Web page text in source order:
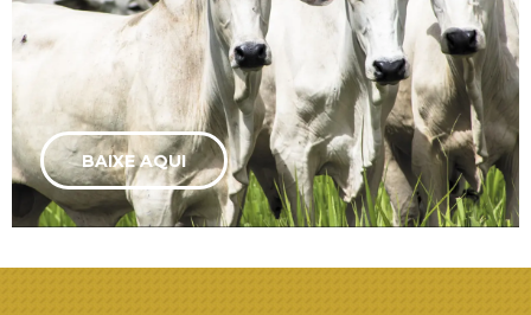
BAIXE AQUI